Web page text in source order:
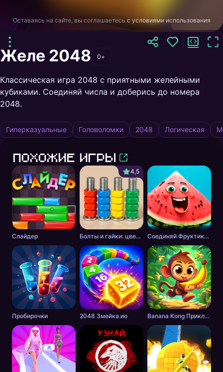
Оставаясь на сайте, вы соглашаетесьс условиями использования
Желе 2048 0+
Классическая игра 2048 с приятными желейными
кубиками. Соединяй числа и доберись до номера
2048.
Гиперказуальные Головоломки 2048 Логическая
Похожие игры
Слайдер
4,5
Болты и гайки: цветная сортировка Соединяй Фруктики: Арбуз в 2048!
Пробирочки 2048 Змейка.ио Banana Kong Приключение